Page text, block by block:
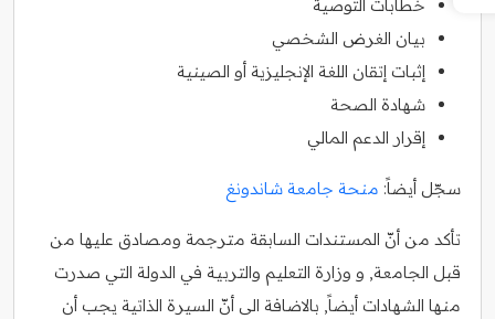
خطابات التوصية
بيان الغرض الشخصي
إثبات إتقان اللغة الإنجليزية أو الصينية
شهادة الصحة
إقرار الدعم المالي
سجّل أيضاً: منحة جامعة شاندونغ
تأكد من أنّ المستندات السابقة مترجمة ومصادق عليها من
قبل الجامعة, و وزارة التعليم والتربية في الدولة التي صدرت
منها الشهادات أيضاً, بالاضافة الى أنّ السيرة الذاتية يجب أن